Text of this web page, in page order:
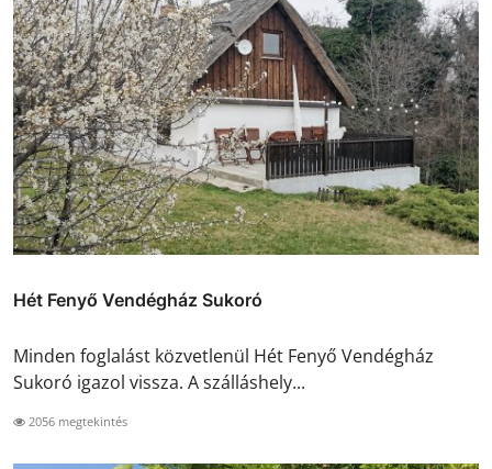
Hét Fenyő Vendégház Sukoró
Minden foglalást közvetlenül Hét Fenyő Vendégház
Sukoró igazol vissza. A szálláshely...
2056 megtekintés